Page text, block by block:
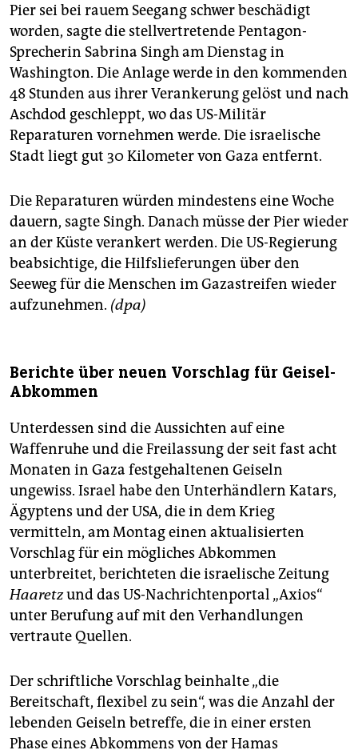
Pier sei bei rauem Seegang schwer beschädigt
worden, sagte die stellvertretende Pentagon-
Sprecherin Sabrina Singh am Dienstag in
Washington. Die Anlage werde in den kommenden
48 Stunden aus ihrer Verankerung gelöst und nach
Aschdod geschleppt, wo das US-Militär
Reparaturen vornehmen werde. Die israelische
Stadt liegt gut 30 Kilometer von Gaza entfernt.
Die Reparaturen würden mindestens eine Woche
dauern, sagte Singh. Danach müsse der Pier wieder
an der Küste verankert werden. Die US-Regierung
beabsichtige, die Hilfslieferungen über den
Seeweg für die Menschen im Gazastreifen wieder
aufzunehmen. (dpa)
Berichte über neuen Vorschlag für Geisel-
Abkommen
Unterdessen sind die Aussichten auf eine
Waffenruhe und die Freilassung der seit fast acht
Monaten in Gaza festgehaltenen Geiseln
ungewiss. Israel habe den Unterhändlern Katars,
Ägyptens und der USA, die in dem Krieg
vermitteln, am Montag einen aktualisierten
Vorschlag für ein mögliches Abkommen
unterbreitet, berichteten die israelische Zeitung
Haaretzund das US-Nachrichtenportal „Axios“
unter Berufung auf mit den Verhandlungen
vertraute Quellen.
Der schriftliche Vorschlag beinhalte „die
Bereitschaft, flexibel zu sein“, was die Anzahl der
lebenden Geiseln betreffe, die in einer ersten
Phase eines Abkommens von der Hamas